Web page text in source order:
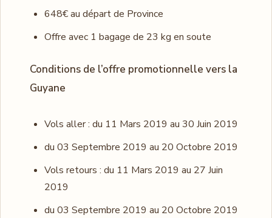
648€ au départ de Province
Offre avec 1 bagage de 23 kg en soute
Conditions de l’offre promotionnelle vers la
Guyane
Vols aller : du 11 Mars 2019 au 30 Juin 2019
du 03 Septembre 2019 au 20 Octobre 2019
Vols retours : du 11 Mars 2019 au 27 Juin
2019
du 03 Septembre 2019 au 20 Octobre 2019